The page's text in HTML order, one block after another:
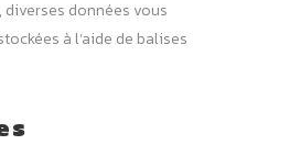
diverses données vous
à l’aide de balises